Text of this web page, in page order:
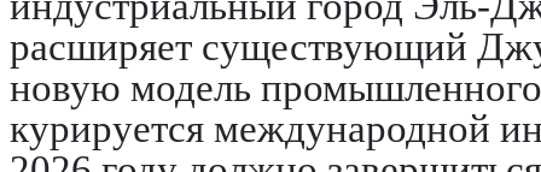
расширяет существующий
новую модель промышленного
курируется международной